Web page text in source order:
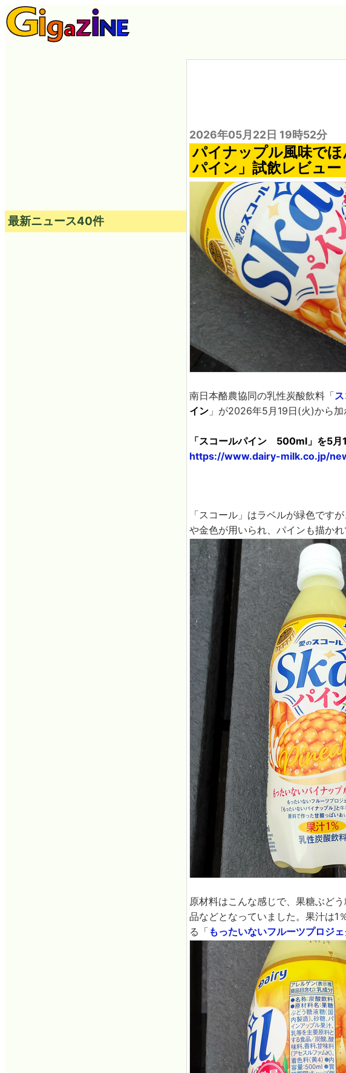
2026年05月22日 19時52分
パイナップル風味で
パイン」試飲レビュー
南日本酪農協同の乳性炭酸飲料「
イン 」が2026年5月19日(火)から
「スコールパイン 500ml」を5月
https://www.dairy-milk.co.jp/
「スコール」はラベルが緑色です
や金色が用いられ、パインも描かれ
原材料はこんな感じで、果糖ぶど
品などとなっていました。果汁は1
る「 もったいないフルーツプロジェ
最新ニュース40件